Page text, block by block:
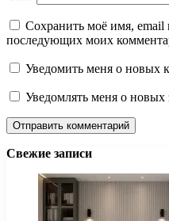
Сохранить моё имя, email
последующих моих
Уведомить меня о новых
Уведомлять меня о новых
Свежие записи